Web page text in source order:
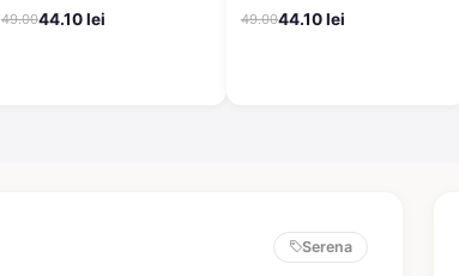
albe, croială lejeră
49.0044.10 lei
croială lejeră
49.0044.10 lei
Serena